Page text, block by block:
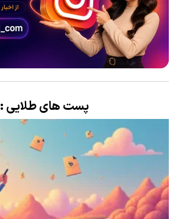
پست های طلایی :